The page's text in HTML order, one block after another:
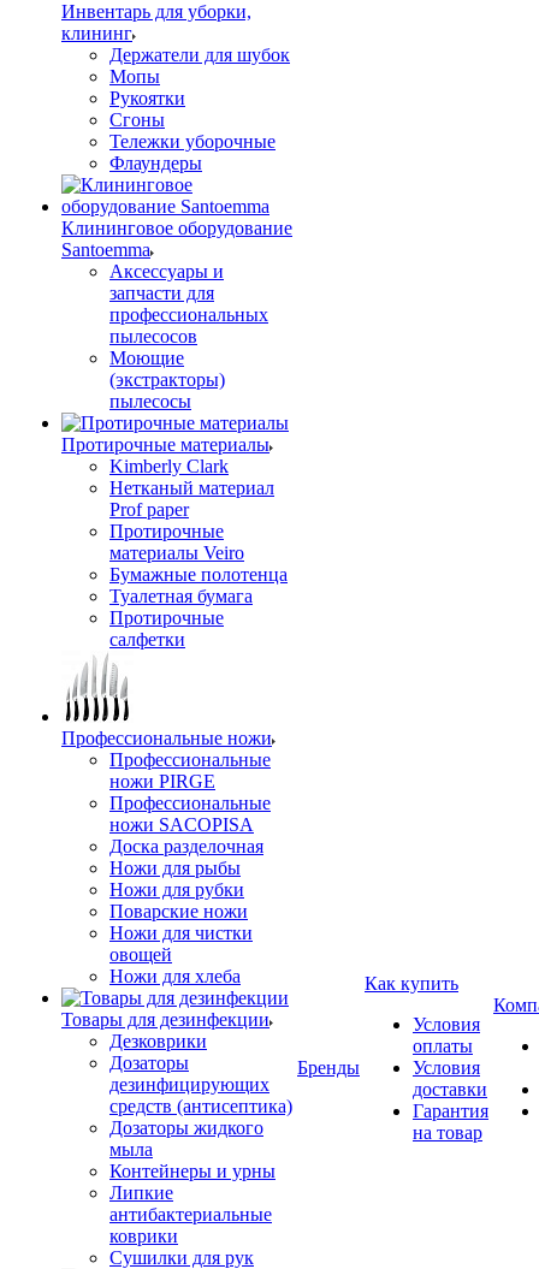
Инвентарь для уборки,
клининг
Держатели для шубок
Мопы
Рукоятки
Сгоны
Тележки уборочные
Флаундеры
Клининговое оборудование
Santoemma
Аксессуары и
запчасти для
профессиональных
пылесосов
Моющие
(экстракторы)
пылесосы
Протирочные материалы
Kimberly Clark
Нетканый материал
Prof paper
Протирочные
материалы Veiro
Бумажные полотенца
Туалетная бумага
Протирочные
салфетки
Профессиональные ножи
Профессиональные
ножи PIRGE
Профессиональные
ножи SACOPISA
Доска разделочная
Ножи для рыбы
Ножи для рубки
Поварские ножи
Ножи для чистки
овощей
Ножи для хлеба
Товары для дезинфекции
Дезковрики
Дозаторы
дезинфицирующих
средств (антисептика)
Дозаторы жидкого
мыла
Контейнеры и урны
Липкие
антибактериальные
коврики
Сушилки для рук
Бренды
Как купить
Условия
оплаты
Условия
доставки
Гарантия
на товар